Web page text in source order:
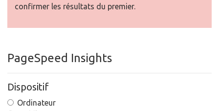
confirmer les résultats du premier.
PageSpeed Insights
Dispositif
Ordinateur